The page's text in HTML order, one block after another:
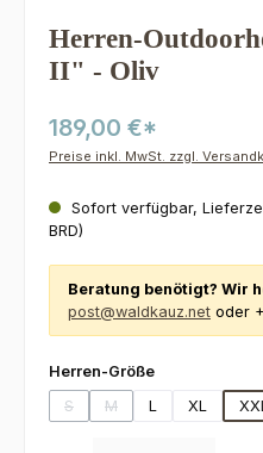
Herren-
II" - Oliv
189,00 €*
Preise inkl. MwSt. zzgl.
Sofort verfügbar,
BRD)
Beratung benötigt? Wir
post@waldkauz.net oder
Herren-Größeauswählen
S
(Diese Option ist zurzeit nicht
M
(Diese Option ist
L XL XXL